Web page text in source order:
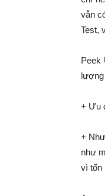
vẫn
Test,
Peek
lượng
+ Ưu
+
như
vì tốn